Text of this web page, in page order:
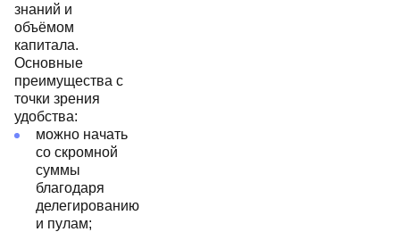
знаний и
объёмом
капитала.
Основные
преимущества с
точки зрения
удобства:
можно начать
со скромной
суммы
благодаря
делегированию
и пулам;